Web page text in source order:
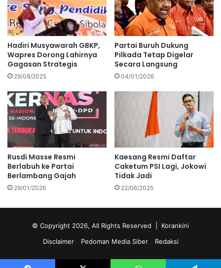
Hadiri Musyawarah GBKP,
Wapres Dorong Lahirnya
Gagasan Strategis
29/08/2025
Partai Buruh Dukung
Pilkada Tetap Digelar
Secara Langsung
04/01/2026
Rusdi Masse Resmi
Berlabuh ke Partai
Berlambang Gajah
29/01/2026
Kaesang Resmi Daftar
Caketum PSI Lagi, Jokowi
Tidak Jadi
22/06/2025
© Copyright 2026, All Rights Reserved | Korankini
Disclaimer
Pedoman Media Siber Redaksi